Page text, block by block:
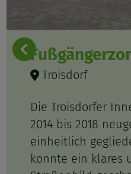
Troisdorf
Die Troisdorfer
2014 bis 2018
einheitlich
konnte ein klares